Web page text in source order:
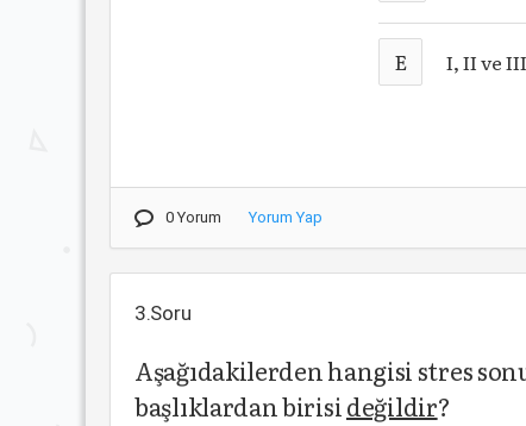
E I, II ve III
0 Yorum Yorum Yap
3.Soru
Aşağıdakilerden hangisi stres
başlıklardan birisideğildir?